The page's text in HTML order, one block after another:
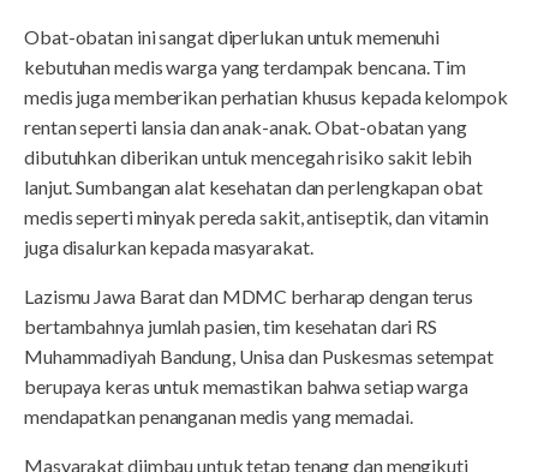
Obat-obatan ini sangat diperlukan untuk memenuhi
kebutuhan medis warga yang terdampak bencana. Tim
medis juga memberikan perhatian khusus kepada kelompok
rentan seperti lansia dan anak-anak. Obat-obatan yang
dibutuhkan diberikan untuk mencegah risiko sakit lebih
lanjut. Sumbangan alat kesehatan dan perlengkapan obat
medis seperti minyak pereda sakit, antiseptik, dan vitamin
juga disalurkan kepada masyarakat.
Lazismu Jawa Barat dan MDMC berharap dengan terus
bertambahnya jumlah pasien, tim kesehatan dari RS
Muhammadiyah Bandung, Unisa dan Puskesmas setempat
berupaya keras untuk memastikan bahwa setiap warga
mendapatkan penanganan medis yang memadai.
Masyarakat diimbau untuk tetap tenang dan mengikuti